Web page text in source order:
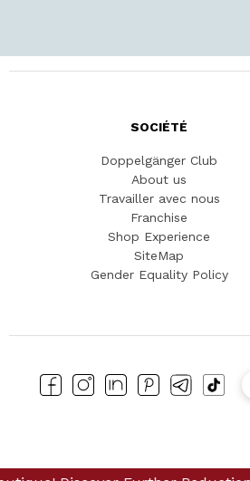
SOCIÉTÉ
Doppelgänger Club
About us
Travailler avec nous
Franchise
Shop Experience
SiteMap
Gender Equality Policy